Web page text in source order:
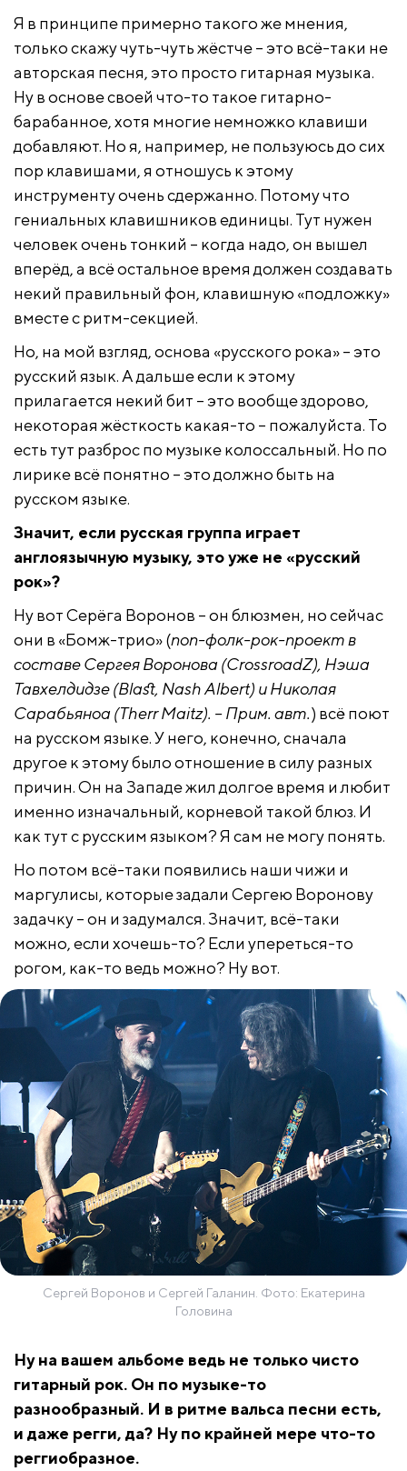
Я в принципе примерно такого же мнения,
только скажу чуть-чуть жёстче – это всё-таки не
авторская песня, это просто гитарная музыка.
Ну в основе своей что-то такое гитарно-
барабанное, хотя многие немножко клавиши
добавляют. Но я, например, не пользуюсь до сих
пор клавишами, я отношусь к этому
инструменту очень сдержанно. Потому что
гениальных клавишников единицы. Тут нужен
человек очень тонкий – когда надо, он вышел
вперёд, а всё остальное время должен создавать
некий правильный фон, клавишную «подложку»
вместе с ритм-секцией.
Но, на мой взгляд, основа «русского рока» – это
русский язык. А дальше если к этому
прилагается некий бит – это вообще здорово,
некоторая жёсткость какая-то – пожалуйста. То
есть тут разброс по музыке колоссальный. Но по
лирике всё понятно – это должно быть на
русском языке.
Значит, если русская группа играет
англоязычную музыку, это уже не «русский
рок»?
Ну вот Серёга Воронов – он блюзмен, но сейчас
они в «Бомж-трио» (поп-фолк-рок-проект в
составе Сергея Воронова (CrossroadZ), Нэша
Тавхелдидзе (Blast, Nash Albert) и Николая
Сарабьяноа (Therr Maitz). – Прим. авт.) всё поют
на русском языке. У него, конечно, сначала
другое к этому было отношение в силу разных
причин. Он на Западе жил долгое время и любит
именно изначальный, корневой такой блюз. И
как тут с русским языком? Я сам не могу понять.
Но потом всё-таки появились наши чижи и
маргулисы, которые задали Сергею Воронову
задачку – он и задумался. Значит, всё-таки
можно, если хочешь-то? Если упереться-то
рогом, как-то ведь можно? Ну вот.
Сергей Воронов и Сергей Галанин. Фото: Екатерина
Головина
Ну на вашем альбоме ведь не только чисто
гитарный рок. Он по музыке-то
разнообразный. И в ритме вальса песни есть,
и даже регги, да? Ну по крайней мере что-то
реггиобразное.